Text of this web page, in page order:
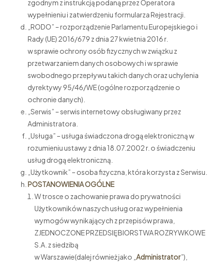
zgodnym z instrukcją podaną przez Operatora
wypełnieniu i zatwierdzeniu formularza Rejestracji.
„RODO” – rozporządzenie Parlamentu Europejskiego i
Rady (UE) 2016/679 z dnia 27 kwietnia 2016 r.
w sprawie ochrony osób fizycznych w związku z
przetwarzaniem danych osobowych i w sprawie
swobodnego przepływu takich danych oraz uchylenia
dyrektywy 95/46/WE (ogólne rozporządzenie o
ochronie danych).
„Serwis” – serwis internetowy obsługiwany przez
Administratora.
„Usługa” – usługa świadczona drogą elektroniczną w
rozumieniu ustawy z dnia 18.07.2002 r. o świadczeniu
usług drogą elektroniczną.
„Użytkownik” – osoba fizyczna, która korzysta z Serwisu.
POSTANOWIENIA OGÓLNE
W trosce o zachowanie prawa do prywatności
Użytkowników naszych usług oraz wypełnienia
wymogów wynikających z przepisów prawa,
ZJEDNOCZONE PRZEDSIĘBIORSTWA ROZRYWKOWE
S.A. z siedzibą
w Warszawie(dalej również jako „ Administrator”),